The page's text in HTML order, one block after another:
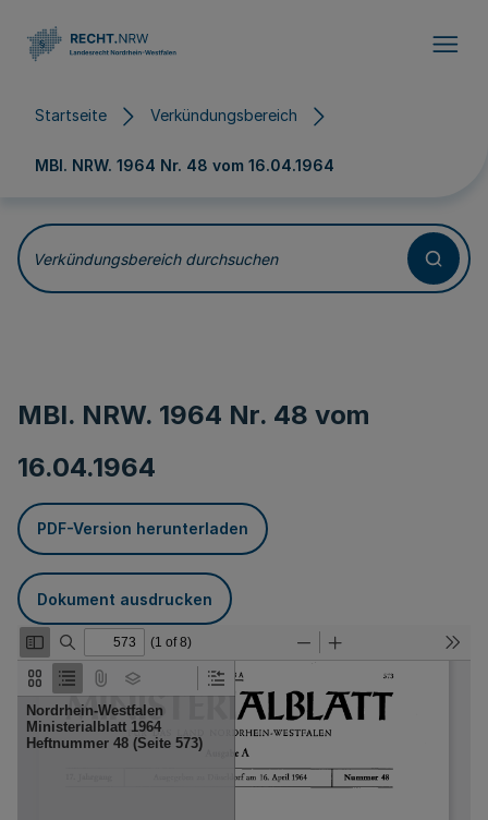
Startseite Verkündungsbereich
MBl. NRW. 1964 Nr. 48 vom 16.04.1964
Verkündungsbereich durchsuchen
MBl. NRW. 1964 Nr. 48 vom
16.04.1964
PDF-Version herunterladen
Dokument ausdrucken